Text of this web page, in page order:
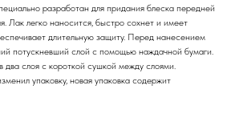
разработан для придания блеска передней
Лак легко наносится, быстро сохнет и имеет
длительную защиту. Перед нанесением
потускневший слой с помощью наждачной бумаги.
два слоя с короткой сушкой между слоями.
упаковку, новая упаковка содержит